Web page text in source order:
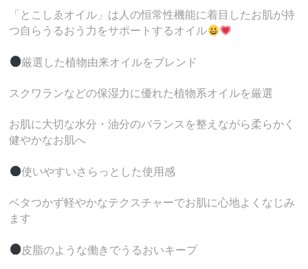
「とこしゑオイル」は人の恒常性機能に着目したお肌が持
つ自らうるおう力をサポートするオイル
厳選した植物由来オイルをブレンド
スクワランなどの保湿力に優れた植物系オイルを厳選
お肌に大切な水分・油分のバランスを整えながら柔らかく
健やかなお肌へ
使いやすいさらっとした使用感
ベタつかず軽やかなテクスチャーでお肌に心地よくなじみ
ます
皮脂のような働きでうるおいキープ